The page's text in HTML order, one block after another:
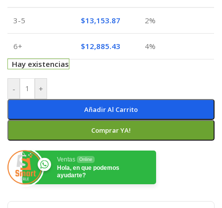
3-5 $13,153.87 2%
6+ $12,885.43
4%
Hay existencias
- +
Añadir Al Carrito
Comprar YA!
Ventas Online
Hola, en que podemos
ayudarte?